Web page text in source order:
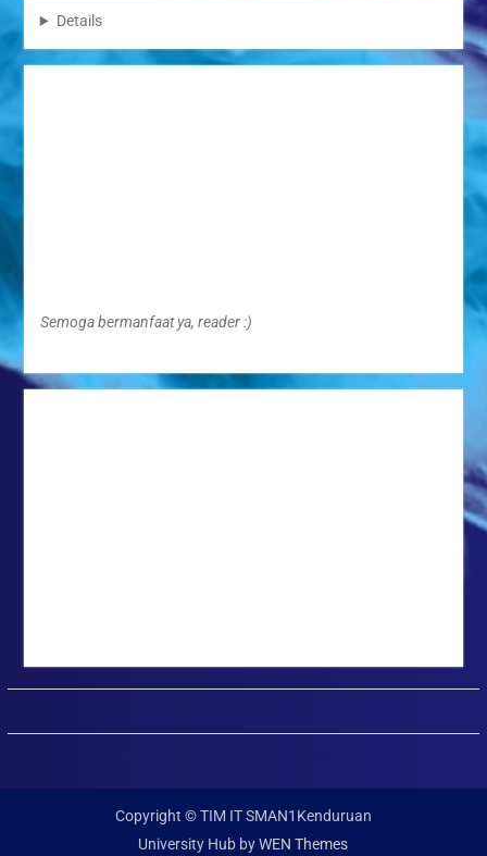
Details
Semoga bermanfaat ya, reader :)
Copyright © TIM IT SMAN1Kenduruan
University Hub byWEN Themes